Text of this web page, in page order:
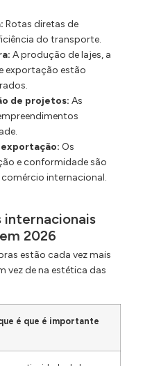
Rotas diretas de
do transporte.
A produção de lajes, a
exportação estão
de projetos: As
Os
e conformidade são
internacional.
internacionais
2026
estão cada vez mais
vez de na estética das
é que é importante